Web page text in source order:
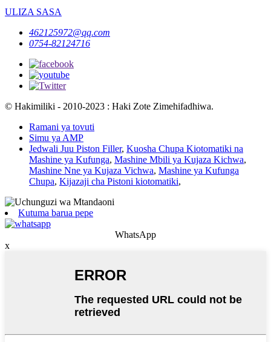
ULIZA SASA
462125972@qq.com
0754-82124716
© Hakimiliki - 2010-2023 : Haki Zote Zimehifadhiwa.
Ramani ya tovuti
Simu ya AMP
Jedwali Juu Piston Filler, Kuosha Chupa Kiotomatiki na
Mashine ya Kufunga, Mashine Mbili ya Kujaza Kichwa,
Mashine Nne ya Kujaza Vichwa, Mashine ya Kufunga
Chupa, Kijazaji cha Pistoni kiotomatiki,
Kutuma barua pepe
WhatsApp
x